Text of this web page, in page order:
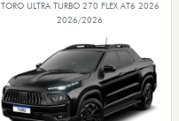
TORO ULTRA TURBO 270 FLEX AT6 2026
2026/2026